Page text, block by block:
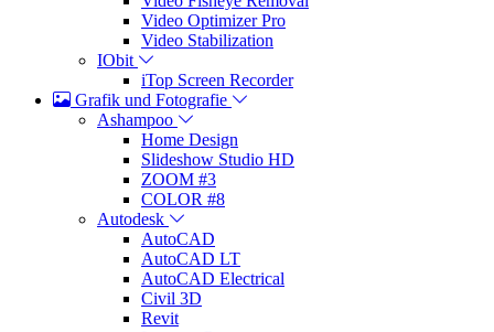
Video Optimizer Pro
Video Stabilization
IObit
iTop Screen Recorder
Grafik und Fotografie
Ashampoo
Home Design
Slideshow Studio HD
ZOOM #3
COLOR #8
Autodesk
AutoCAD
AutoCAD LT
AutoCAD Electrical
Civil 3D
Revit